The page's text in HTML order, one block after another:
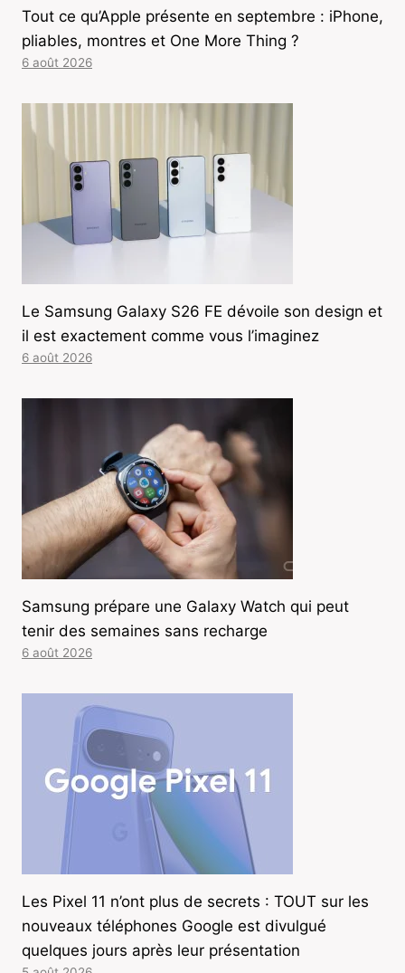
Tout ce qu’Apple présente en septembre : iPhone,
pliables, montres et One More Thing ?
6 août 2026
Le Samsung Galaxy S26 FE dévoile son design et
il est exactement comme vous l’imaginez
6 août 2026
Samsung prépare une Galaxy Watch qui peut
tenir des semaines sans recharge
6 août 2026
Les Pixel 11 n’ont plus de secrets : TOUT sur les
nouveaux téléphones Google est divulgué
quelques jours après leur présentation